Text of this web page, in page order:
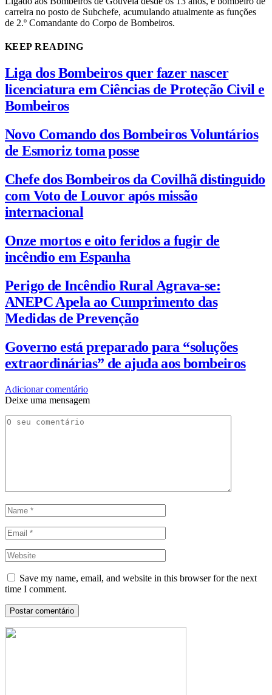
carreira no posto de Subchefe, acumulando atualmente as funções
de 2.º Comandante do Corpo de Bombeiros.
KEEP READING
Liga dos Bombeiros quer fazer nascer
licenciatura em Ciências de Proteção Civil e
Bombeiros
Novo Comando dos Bombeiros Voluntários
de Esmoriz toma posse
Chefe dos Bombeiros da Covilhã distinguido
com Voto de Louvor após missão
internacional
Onze mortos e oito feridos a fugir de
incêndio em Espanha
Perigo de Incêndio Rural Agrava-se:
ANEPC Apela ao Cumprimento das
Medidas de Prevenção
Governo está preparado para “soluções
extraordinárias” de ajuda aos bombeiros
Adicionar comentário
Deixe uma mensagem
Save my name, email, and website in this browser for the next
time I comment.